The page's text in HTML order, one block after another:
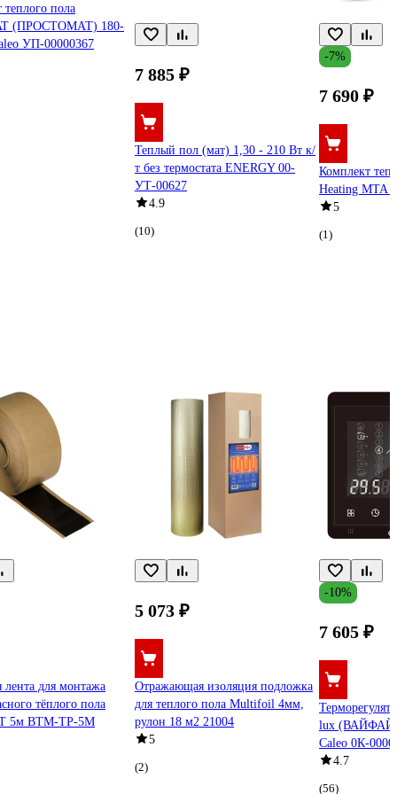
теплого пола
(ПРОСТОМАТ) 180-
УП-00000367
7 885 ₽
Теплый пол (мат) 1,30 - 210 Вт к/
т без термостата ENERGY 00-
УТ-00627
4.9
(10)
-7%
7 690 ₽
Комплект
Heating МТА
5
(1)
лента для монтажа
тёплого пола
5м BTM-TP-5M
5 073 ₽
Отражающая изоляция подложка
для теплого пола Multifoil 4мм,
рулон 18 м2 21004
5
(2)
-10%
7 605 ₽
lux (ВАЙФАЙ
Caleo 0К-
4.7
(56)